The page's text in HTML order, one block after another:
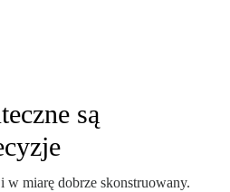
są
w miarę dobrze skonstruowany.